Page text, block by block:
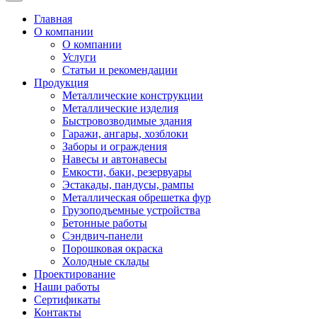
Главная
О компании
О компании
Услуги
Статьи и рекомендации
Продукция
Металлические конструкции
Металлические изделия
Быстровозводимые здания
Гаражи, ангары, хозблоки
Заборы и ограждения
Навесы и автонавесы
Емкости, баки, резервуары
Эстакады, пандусы, рампы
Металлическая обрешетка фур
Грузоподъемные устройства
Бетонные работы
Сэндвич-панели
Порошковая окраска
Холодные склады
Проектирование
Наши работы
Сертификаты
Контакты